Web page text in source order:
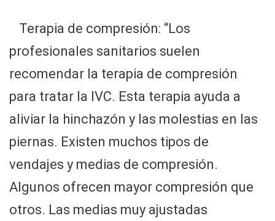
Terapia de compresión: “Los
profesionales sanitarios suelen
recomendar la terapia de compresión
para tratar la IVC. Esta terapia ayuda a
aliviar la hinchazón y las molestias en las
piernas. Existen muchos tipos de
vendajes y medias de compresión.
Algunos ofrecen mayor compresión que
otros. Las medias muy ajustadas